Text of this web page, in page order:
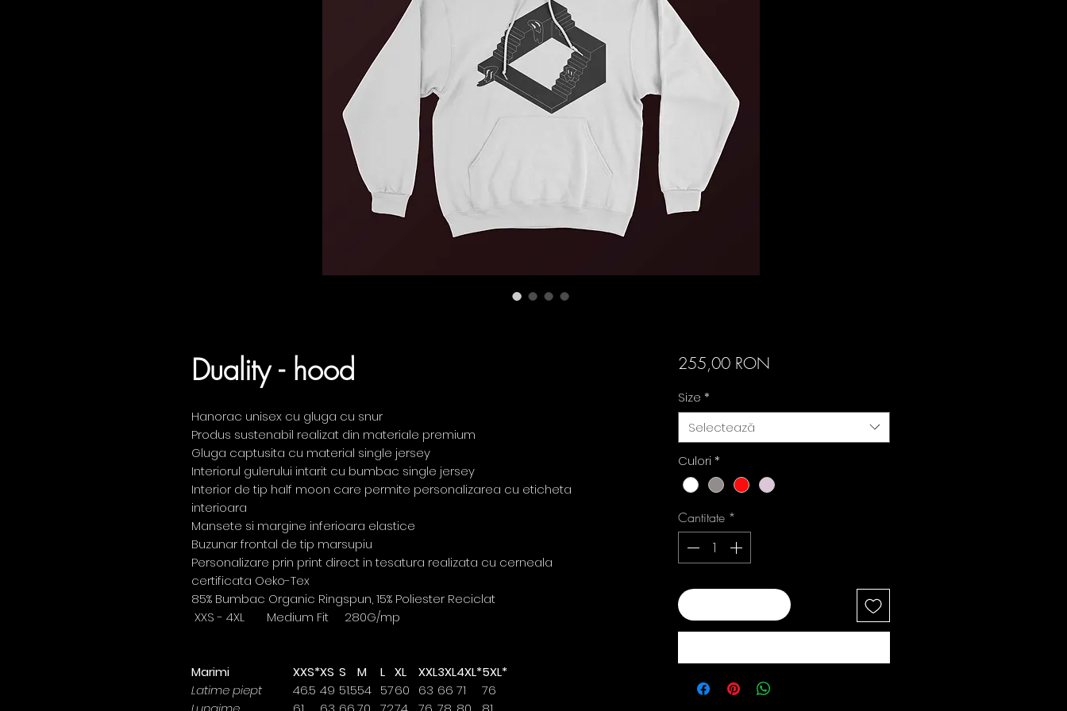
Duality - hood
Hanorac unisex cu gluga cu snur
Produs sustenabil realizat din materiale premium
Gluga captusita cu material single jersey
Interiorul gulerului intarit cu bumbac single jersey
Interior de tip half moon care permite personalizarea cu eticheta
interioara
Mansete si margine inferioara elastice
Buzunar frontal de tip marsupiu
Personalizare prin print direct in tesatura realizata cu cerneala
certificata Oeko-Tex
85% Bumbac Organic Ringspun, 15% Poliester Reciclat
XXS - 4XL Medium Fit 280G/mp
Marimi XXS*XS S M L XL XXL3XL4XL*5XL*
Latime piept
46.5 49 51.554 5760 63 66 71
76
255,00 RON
Size *
Selectează
Culori *
Cantitate *